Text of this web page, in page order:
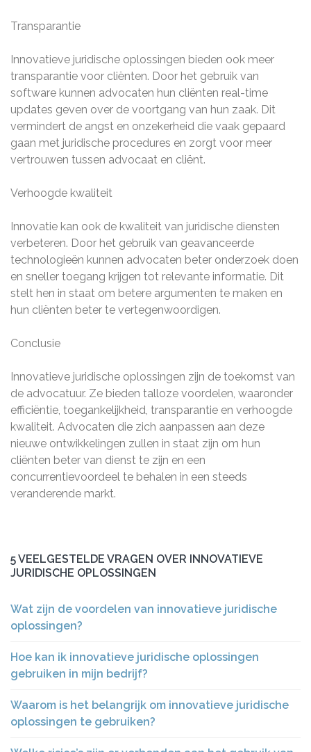
Transparantie
Innovatieve juridische oplossingen bieden ook meer
transparantie voor cliënten. Door het gebruik van
software kunnen advocaten hun cliënten real-time
updates geven over de voortgang van hun zaak. Dit
vermindert de angst en onzekerheid die vaak gepaard
gaan met juridische procedures en zorgt voor meer
vertrouwen tussen advocaat en cliënt.
Verhoogde kwaliteit
Innovatie kan ook de kwaliteit van juridische diensten
verbeteren. Door het gebruik van geavanceerde
technologieën kunnen advocaten beter onderzoek doen
en sneller toegang krijgen tot relevante informatie. Dit
stelt hen in staat om betere argumenten te maken en
hun cliënten beter te vertegenwoordigen.
Conclusie
Innovatieve juridische oplossingen zijn de toekomst van
de advocatuur. Ze bieden talloze voordelen, waaronder
efficiëntie, toegankelijkheid, transparantie en verhoogde
kwaliteit. Advocaten die zich aanpassen aan deze
nieuwe ontwikkelingen zullen in staat zijn om hun
cliënten beter van dienst te zijn en een
concurrentievoordeel te behalen in een steeds
veranderende markt.
5 VEELGESTELDE VRAGEN OVER INNOVATIEVE
JURIDISCHE OPLOSSINGEN
Wat zijn de voordelen van innovatieve juridische
oplossingen?
Hoe kan ik innovatieve juridische oplossingen
gebruiken in mijn bedrijf?
Waarom is het belangrijk om innovatieve juridische
oplossingen te gebruiken?